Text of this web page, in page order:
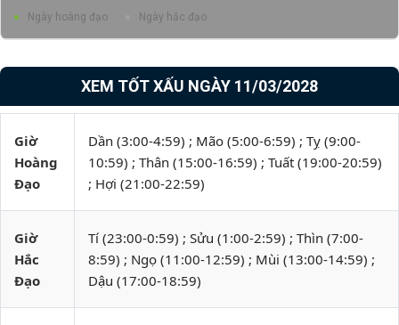
Ngày hoàng đạo Ngày hắc đạo
XEM TỐT XẤU NGÀY 11/03/2028
Giờ
Hoàng
Đạo
Dần (3:00-4:59) ; Mão (5:00-6:59) ; Tỵ (9:00-
10:59) ; Thân (15:00-16:59) ; Tuất (19:00-20:59)
; Hợi (21:00-22:59)
Giờ
Hắc
Đạo
Tí (23:00-0:59) ; Sửu (1:00-2:59) ; Thìn (7:00-
8:59) ; Ngọ (11:00-12:59) ; Mùi (13:00-14:59) ;
Dậu (17:00-18:59)